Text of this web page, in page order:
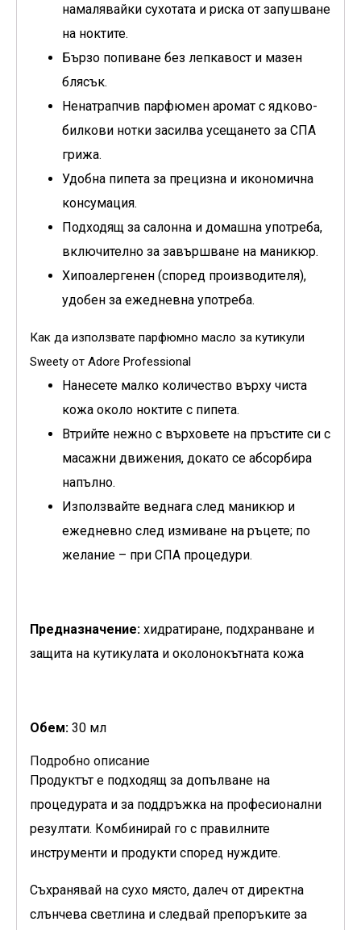
намалявайки сухотата и риска от запушване
на ноктите.
Бързо попиване без лепкавост и мазен
блясък.
Ненатрапчив парфюмен аромат с ядково-
билкови нотки засилва усещането за СПА
грижа.
Удобна пипета за прецизна и икономична
консумация.
Подходящ за салонна и домашна употреба,
включително за завършване на маникюр.
Хипоалергенен (според производителя),
удобен за ежедневна употреба.
Как да използвате парфюмно масло за кутикули
Sweety от Adore Professional
Нанесете малко количество върху чиста
кожа около ноктите с пипета.
Втрийте нежно с върховете на пръстите си с
масажни движения, докато се абсорбира
напълно.
Използвайте веднага след маникюр и
ежедневно след измиване на ръцете; по
желание – при СПА процедури.
Предназначение: хидратиране, подхранване и
защита на кутикулата и околонокътната кожа
Обем: 30 мл
Подробно описание
Продуктът е подходящ за допълване на
процедурата и за поддръжка на професионални
резултати. Комбинирай го с правилните
инструменти и продукти според нуждите.
Съхранявай на сухо място, далеч от директна
слънчева светлина и следвай препоръките за